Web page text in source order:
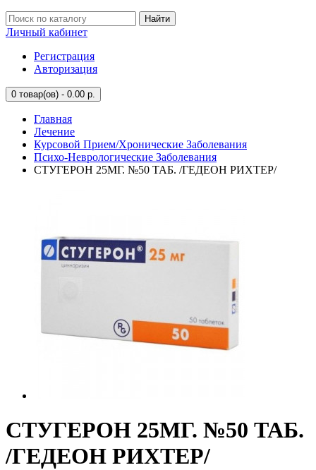
Найти
Личный кабинет
Регистрация
Авторизация
0 товар(ов) - 0.00 р.
Главная
Лечение
Курсовой Прием/Хронические Заболевания
Психо-Неврологические Заболевания
СТУГЕРОН 25МГ. №50 ТАБ. /ГЕДЕОН РИХТЕР/
СТУГЕРОН 25МГ. №50 ТАБ.
/ГЕДЕОН РИХТЕР/